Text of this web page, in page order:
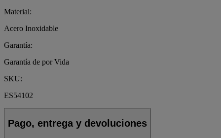
Material:
Acero Inoxidable
Garantía:
Garantía de por Vida
SKU:
ES54102
Pago, entrega y devoluciones